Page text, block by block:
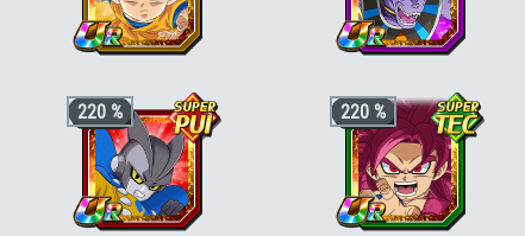
+3 ki, +200% HP & +170% ATT/DEF
pour la catégorie"Chercheurs de
boules de cristal","Evolution maîtrisée"
"Transformation fortifiante"
stats bonus si aussi"DAIMA"
"Puissance au-delà du Super Saiyan"
+3 ki, +200% HP & +170% ATT/DEF
pour la catégorie "Divin","Destructeurs
de planètes"ou"Héritier", +50% stats
bonus si aussi"Être légendaire"
de fratrie"ou"Boss des films"
220 % 220 %